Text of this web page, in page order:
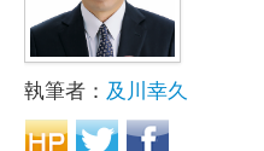
執筆者： 及川幸久